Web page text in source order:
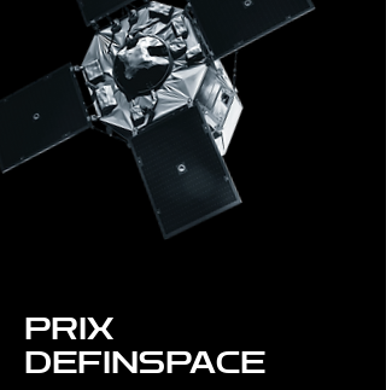
PRIX
DEFINSPACE